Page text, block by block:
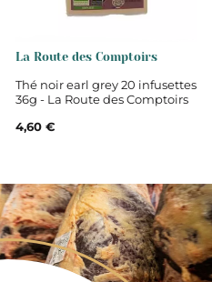
La Route des Comptoirs
Thé noir earl grey 20 infusettes
36g - La Route des Comptoirs
4,60 €